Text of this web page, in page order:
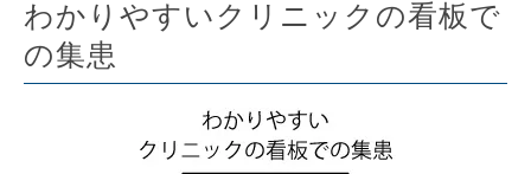
わかりやすいクリニックの看板で
の集患